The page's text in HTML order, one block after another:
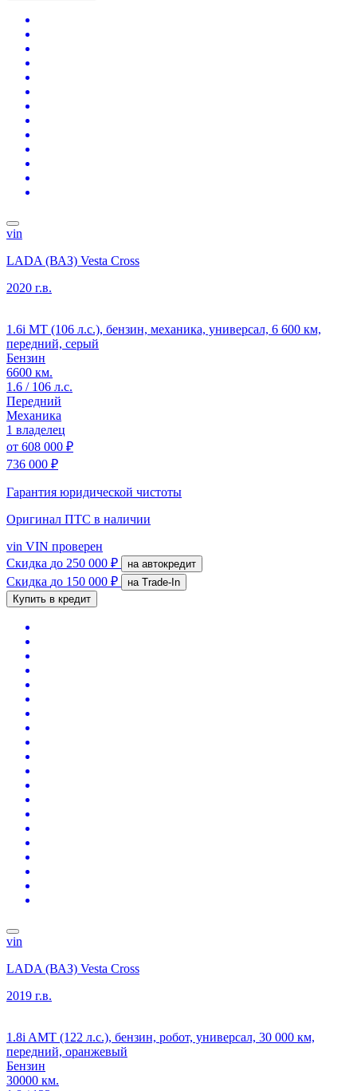
vin
LADA (ВАЗ) Vesta Cross
2020 г.в.
1.6i MT (106 л.с.), бензин, механика, универсал, 6 600 км,
передний, серый
Бензин
6600 км.
1.6 / 106 л.с.
Передний
Механика
1 владелец
от 608 000 ₽
736 000 ₽
Гарантия юридической чистоты
Оригинал ПТС в наличии
vin VIN проверен
Скидка до 250 000 ₽ на автокредит
Скидка до 150 000 ₽
на Trade-In
Купить в кредит
vin
LADA (ВАЗ) Vesta Cross
2019 г.в.
1.8i AMT (122 л.с.), бензин, робот, универсал, 30 000 км,
передний, оранжевый
Бензин
30000 км.